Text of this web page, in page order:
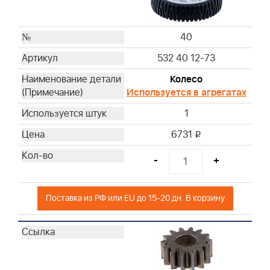
40
532 40 12-73
Колесо
Используется в агрегатах
1
6731 i
- +
Поставка из РФ или EU до 15-20 дн. В корзину